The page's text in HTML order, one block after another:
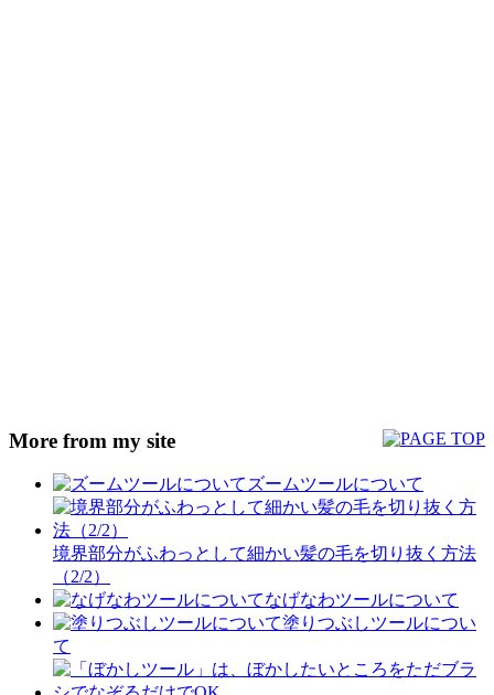
More from my site
ズームツールについて
境界部分がふわっとして細かい髪の毛を切り抜く方法
（2/2）
なげなわツールについて
塗りつぶしツールについ
て